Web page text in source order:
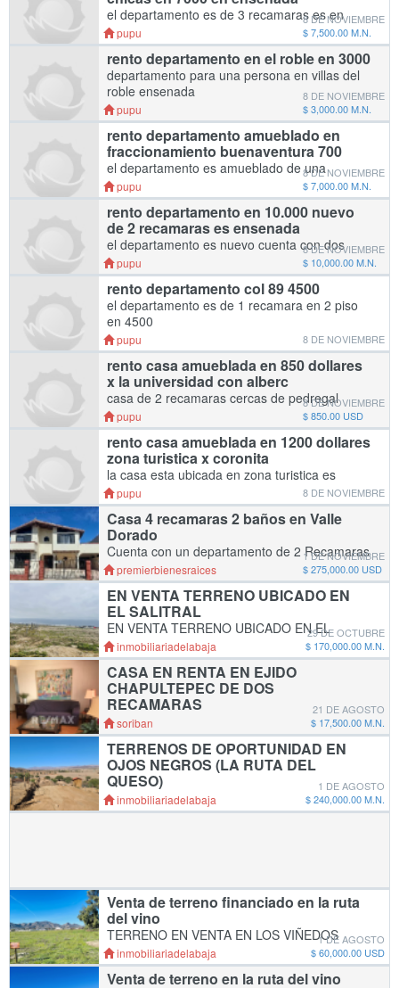
el departamento es de 3 recamaras es en
bulevard geranios en ensenada cuesta 7000
es x la presa
pupu
8 DE NOVIEMBRE
$ 7,500.00 M.N.
rento departamento en el roble en 3000
departamento para una persona en villas del
roble ensenada
pupu
8 DE NOVIEMBRE
$ 3,000.00 M.N.
rento departamento amueblado en
fraccionamiento buenaventura 700
el departamento es amueblado de una
recamara cuenta con cama refrigerador y
estufa es en ensenada incluye algunos
servicios mesa boiler gas
pupu
8 DE NOVIEMBRE
$ 7,000.00 M.N.
rento departamento en 10.000 nuevo
de 2 recamaras es ensenada
el departamento es nuevo cuenta con dos
recamaras sala cocina y sanitario es en
ensenada deposito 10.000 zona centrica
pupu
8 DE NOVIEMBRE
$ 10,000.00 M.N.
rento departamento col 89 4500
el departamento es de 1 recamara en 2 piso
en 4500
pupu 8 DE NOVIEMBRE
rento casa amueblada en 850 dollares
x la universidad con alberc
casa de 2 recamaras cercas de pedregal
playitas en ensenada de 2 recamaras
amueblada con alberca comunal y jacuzy en
ensenada cercas de la universidad
pupu
8 DE NOVIEMBRE
$ 850.00 USD
rento casa amueblada en 1200 dollares
zona turistica x coronita
la casa esta ubicada en zona turistica es
amueblada es privada cerca de la playa de
ensenada 1200 dollares de deposito hay
alberca
pupu 8 DE NOVIEMBRE
Casa 4 recamaras 2 baños en Valle
Dorado
Cuenta con un departamento de 2 Recamaras
en parte exterior posterior y un cuarto de
oficina con acceso por la cochera, pisos con
alfombra, mármol y loseta muy cerca de la
Macro P
premierbienesraices
1 DE NOVIEMBRE
$ 275,000.00 USD
EN VENTA TERRENO UBICADO EN
EL SALITRAL
EN VENTA TERRENO UBICADO EN EL
SALITRAL (EN ESQUINA) Excelente vista
SUP. 200 m2 COSTO DE $170,000.00 pesos
ALTA PLUSVALÍA Terreno rústico, se ubican
pasando IQ medical Mas
inmobiliariadelabaja
29 DE OCTUBRE
$ 170,000.00 M.N.
CASA EN RENTA EN EJIDO
CHAPULTEPEC DE DOS
RECAMARAS
SE RENTA CASA EN EJIDO CHAPULTEPEC
DE DOS RECAMARAS Y DOS BAÑOS.
BASTANTE AMPLIA Y CON
ESTACIONAMIENTO PRIVADO. MAYOR
INFORMACION AL WHATS APP 646 276 39
49 CON ADA PÉREZ
soriban
21 DE AGOSTO
$ 17,500.00 M.N.
TERRENOS DE OPORTUNIDAD EN
OJOS NEGROS (LA RUTA DEL
QUESO)
TERRENOS DE OPORTUNIDAD EN OJOS
NEGROS (LA RUTA DEL QUESO) Excelente
inmobiliariadelabaja
1 DE AGOSTO
$ 240,000.00 M.N.
Venta de terreno financiado en la ruta
del vino
TERRENO EN VENTA EN LOS VIÑEDOS
VALLE DE GUADALUPE Ejido el porvenir,
cerca de vinícolas, a 2 min de la carretera el
porvenir. fácil y rápido acceso. Superficie de
inmobiliariadelabaja
1 DE AGOSTO
$ 60,000.00 USD
Venta de terreno en la ruta del vino